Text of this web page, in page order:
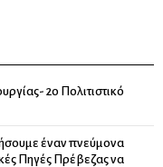
2ο Πολιτιστικό
έναν πνεύμονα
Πηγές Πρέβεζας να